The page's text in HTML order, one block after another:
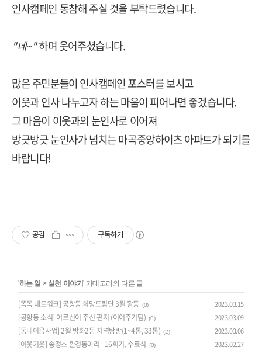
인사캠페인 동참해 주실 것을 부탁드렸습니다.
"네~"하며 웃어주셨습니다.
많은 주민분들이 인사캠페인 포스터를 보시고
이웃과 인사 나누고자 하는 마음이 피어나면 좋겠습니다.
그 마음이 이웃과의 눈인사로 이어져
방긋방긋 눈인사가 넘치는 마곡중앙하이츠 아파트가 되기를
바랍니다!
공감 구독하기
'하는 일 > 실천 이야기' 카테고리의 다른 글
[똑똑 네트워크] 공항동 희망드림단 3월 활동 (0) 2023.03.15
[공항동 소식] 어르신이 주신 편지 (이어주기팀) (0) 2023.03.09
[동네이음사업] 2월 방화2동 지역탐방(1~4통, 33통) (2) 2023.03.06
[이웃기웃] 송정초 환경동아리 | 16회기, 수료식 (0) 2023.02.27